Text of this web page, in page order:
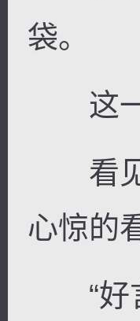
袋。
这一
看见
心惊的
“好言